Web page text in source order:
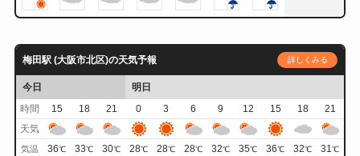
梅田駅 (大阪市北区)の天気予報 詳しくみる
今日
明日
時間
15 18 21 0 3 6 9 12 15 18
21
天気
気温 36℃ 33℃ 30℃ 28℃ 28℃ 28℃ 32℃ 35℃ 36℃ 32℃ 31℃